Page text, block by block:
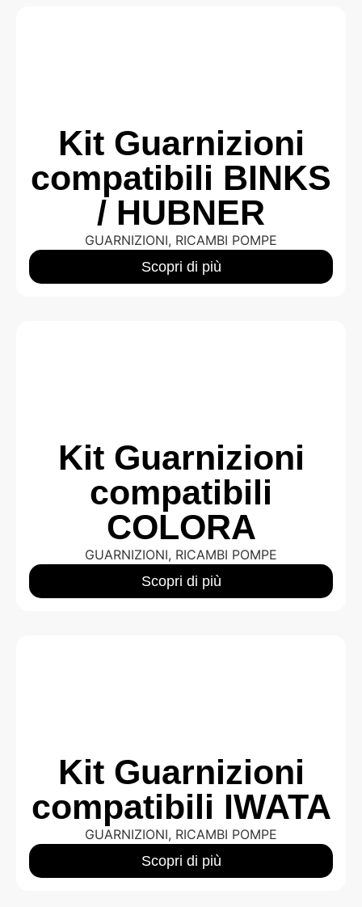
Kit Guarnizioni
compatibili BINKS
/ HUBNER
GUARNIZIONI, RICAMBI POMPE
Scopri di più
Kit Guarnizioni
compatibili
COLORA
GUARNIZIONI, RICAMBI POMPE
Scopri di più
Kit Guarnizioni
compatibili IWATA
GUARNIZIONI, RICAMBI POMPE
Scopri di più